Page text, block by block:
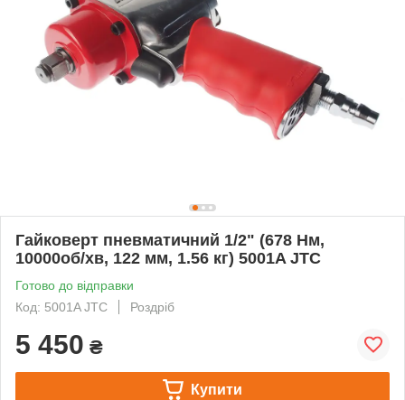
Гайковерт пневматичний 1/2" (678 Нм,
10000об/хв, 122 мм, 1.56 кг) 5001A JTC
Готово до відправки
Код: 5001A JTC
Роздріб
5 450 ₴
Купити